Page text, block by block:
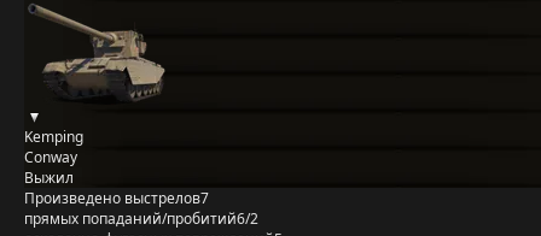
Kemping
Conway
Выжил
Произведено выстрелов7
прямых попаданий/пробитий6/2